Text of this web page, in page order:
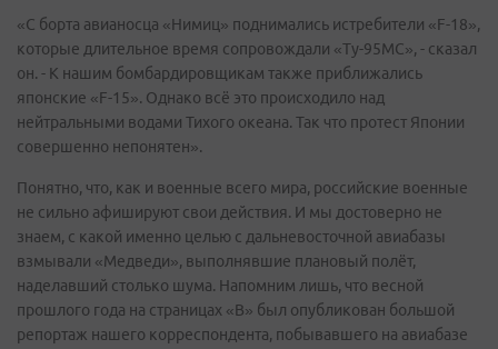
«С борта авианосца «Нимиц» поднимались истребители «F-18»,
которые длительное время сопровождали «Ту-95МС», - сказал
он. - К нашим бомбардировщикам также приближались
японские «F-15». Однако всё это происходило над
нейтральными водами Тихого океана. Так что протест Японии
совершенно непонятен».
Понятно, что, как и военные всего мира, российские военные
не сильно афишируют свои действия. И мы достоверно не
знаем, с какой именно целью с дальневосточной авиабазы
взмывали «Медведи», выполнявшие плановый полёт,
наделавший столько шума. Напомним лишь, что весной
прошлого года на страницах «В» был опубликован большой
репортаж нашего корреспондента, побывавшего на авиабазе